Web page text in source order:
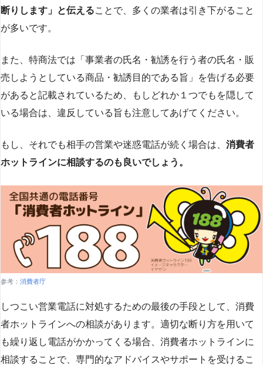
断りします」と伝えることで、多くの業者は引き下がること
が多いです​​。
また、特商法では「事業者の氏名・勧誘を行う者の氏名・販
売しようとしている商品・勧誘目的である旨」を告げる必要
があると記載されているため、もしどれか１つでもを隠して
いる場合は、違反している旨も注意してあげてください。
もし、それでも相手の営業や迷惑電話が続く場合は、 消費者
ホットラインに相談するのも良いでしょう。
参考： 消費者庁
しつこい営業電話に対処するための最後の手段として、消費
者ホットラインへの相談があります。適切な断り方を用いて
も繰り返し電話がかかってくる場合、消費者ホットラインに
相談することで、専門的なアドバイスやサポートを受けるこ